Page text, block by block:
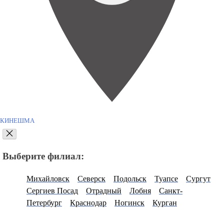
КИНЕШМА
Выберите филиал:
Михайловск Северск Подольск Туапсе
Сургут
Сергиев Посад
Отрадный Лобня
Санкт-
Петербург
Краснодар Ногинск
Курган